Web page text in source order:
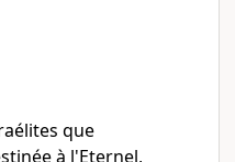
que
à l'Eternel,